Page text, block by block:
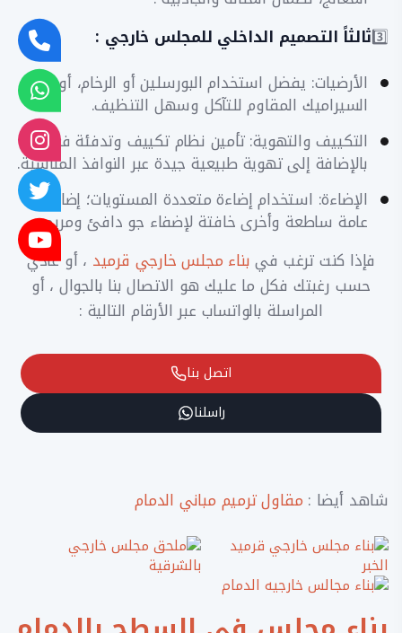
3️⃣ثالثاً التصميم الداخلي للمجلس خارجي :
​الأرضيات: يفضل استخدام البورسلين أو الرخام، أو
السيراميك المقاوم للتآكل وسهل التنظيف.
​التكييف والتهوية: تأمين نظام تكييف وتدفئة فعال،
بالإضافة إلى تهوية طبيعية جيدة عبر النوافذ المناسبة.
​الإضاءة: استخدام إضاءة متعددة المستويات؛ إضاءة
عامة ساطعة وأخرى خافتة لإضفاء جو دافئ ومريح.
فإذا كنت ترغب فيبناء مجلس خارجي قرميد ، أو عادي
حسب رغبتك فكل ما عليك هو الاتصال بنا بالجوال ، أو
المراسلة بالواتساب عبر الأرقام التالية :
اتصل بنا
راسلنا
شاهد أيضا : مقاول ترميم مباني الدمام